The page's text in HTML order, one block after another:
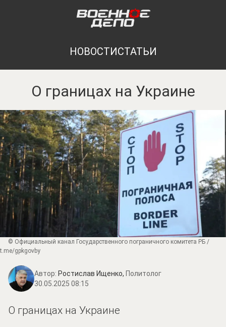
НОВОСТИСТАТЬИ
О границах на Украине
© Официальный канал Государственного пограничного комитета РБ /
t.me/gpkgovby
Автор: Ростислав Ищенко, Политолог
30.05.2025 08:15
О границах на Украине